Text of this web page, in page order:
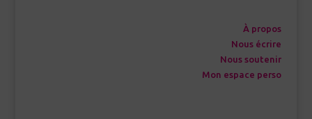
À propos
Nous écrire
Nous soutenir
Mon espace perso